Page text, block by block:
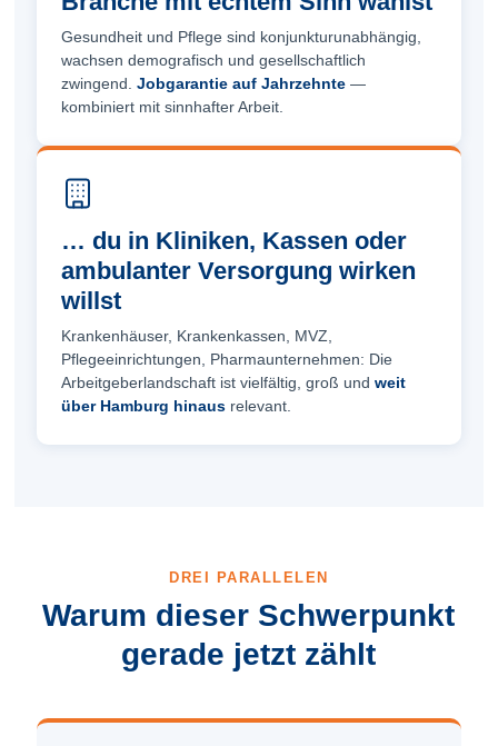
Gesundheit und Pflege sind konjunkturunabhängig,
wachsen demografisch und gesellschaftlich
zwingend.Jobgarantie auf Jahrzehnte —
kombiniert mit sinnhafter Arbeit.
… du in Kliniken, Kassen oder
ambulanter Versorgung wirken
willst
Krankenhäuser, Krankenkassen, MVZ,
Pflegeeinrichtungen, Pharmaunternehmen: Die
Arbeitgeber­landschaft ist vielfältig, groß undweit
über Hamburg hinaus relevant.
DREI PARALLELEN
Warum dieser Schwerpunkt
gerade jetzt zählt